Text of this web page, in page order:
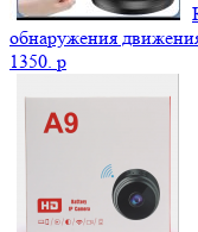
обнаружения
1350. p